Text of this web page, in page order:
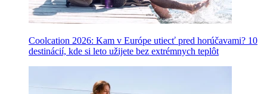
Coolcation 2026: Kam v Európe utiecť pred horúčavami? 10
destinácií, kde si leto užijete bez extrémnych teplôt